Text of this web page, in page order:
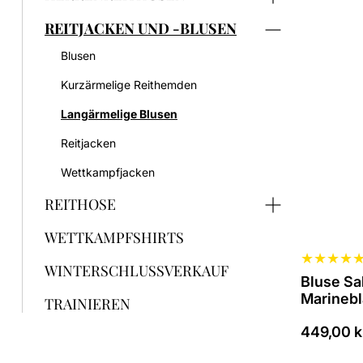
REITJACKEN UND -BLUSEN
Blusen
Kurzärmelige Reithemden
Langärmelige Blusen
Reitjacken
Wettkampfjacken
REITHOSE
WETTKAMPFSHIRTS
WINTERSCHLUSSVERKAUF
TRAINIEREN
★★★★
Bluse
449,00